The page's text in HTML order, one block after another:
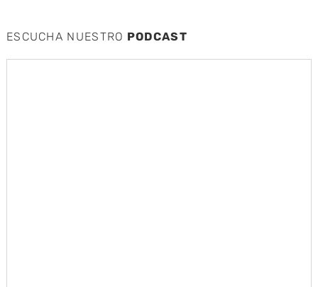
ESCUCHA NUESTRO PODCAST